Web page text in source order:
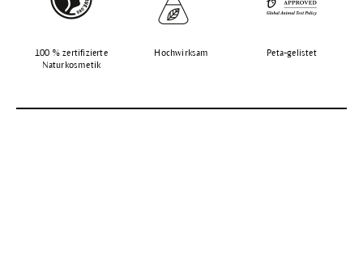
100 % zertifizierte
Naturkosmetik
Hochwirksam Peta-gelistet